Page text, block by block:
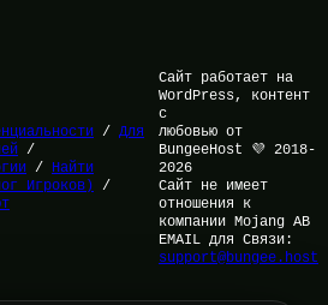
/ Для
/
/ Найти
Игроков) /
Сайт работает на
WordPress, контент
с
любовью от
BungeeHost 💜 2018-
2026
Сайт не имеет
отношения к
компании Mojang AB
EMAIL для Связи:
support@bungee.host